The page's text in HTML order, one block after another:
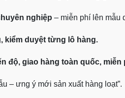
nghiệp – miễn phí lên mẫu
kiểm duyệt từng lô hàng.
độ, giao hàng toàn quốc, miễn
– ưng ý mới sản xuất hàng loạt”.